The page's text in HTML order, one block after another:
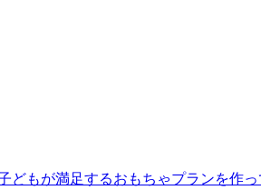
どもが満足するおもちゃプランを作